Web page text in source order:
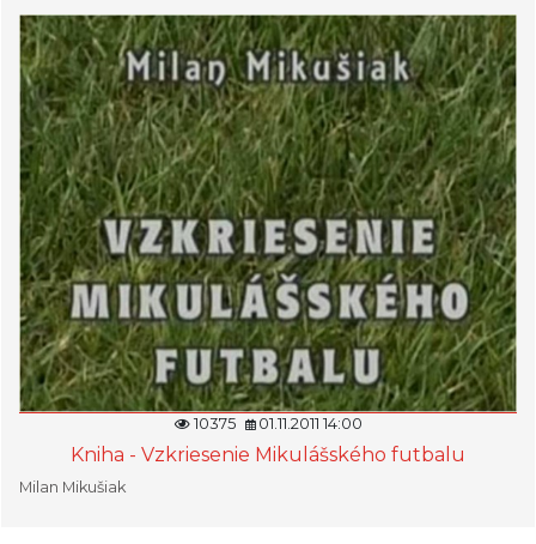
10375 01.11.2011 14:00
Kniha - Vzkriesenie Mikulášského futbalu
Milan Mikušiak